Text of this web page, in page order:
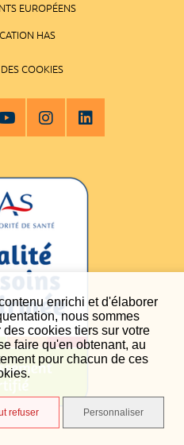
enrichi et d'élaborer
nous sommes
cookies tiers sur votre
faire qu'en obtenant, au
pour chacun de ces
refuser Personnaliser
EUROPÉENS
HAS
COOKIES